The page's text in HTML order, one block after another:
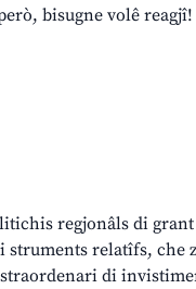
bisugne volê
regjonâls di
relatîfs, che
di